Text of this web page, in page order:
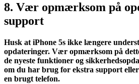
8. Vær opmærksom på
support
Husk at iPhone 5s ikke længere
opdateringer. Vær opmærksom på
de nyeste funktioner og
om du har brug for ekstra support
en brugt telefon.